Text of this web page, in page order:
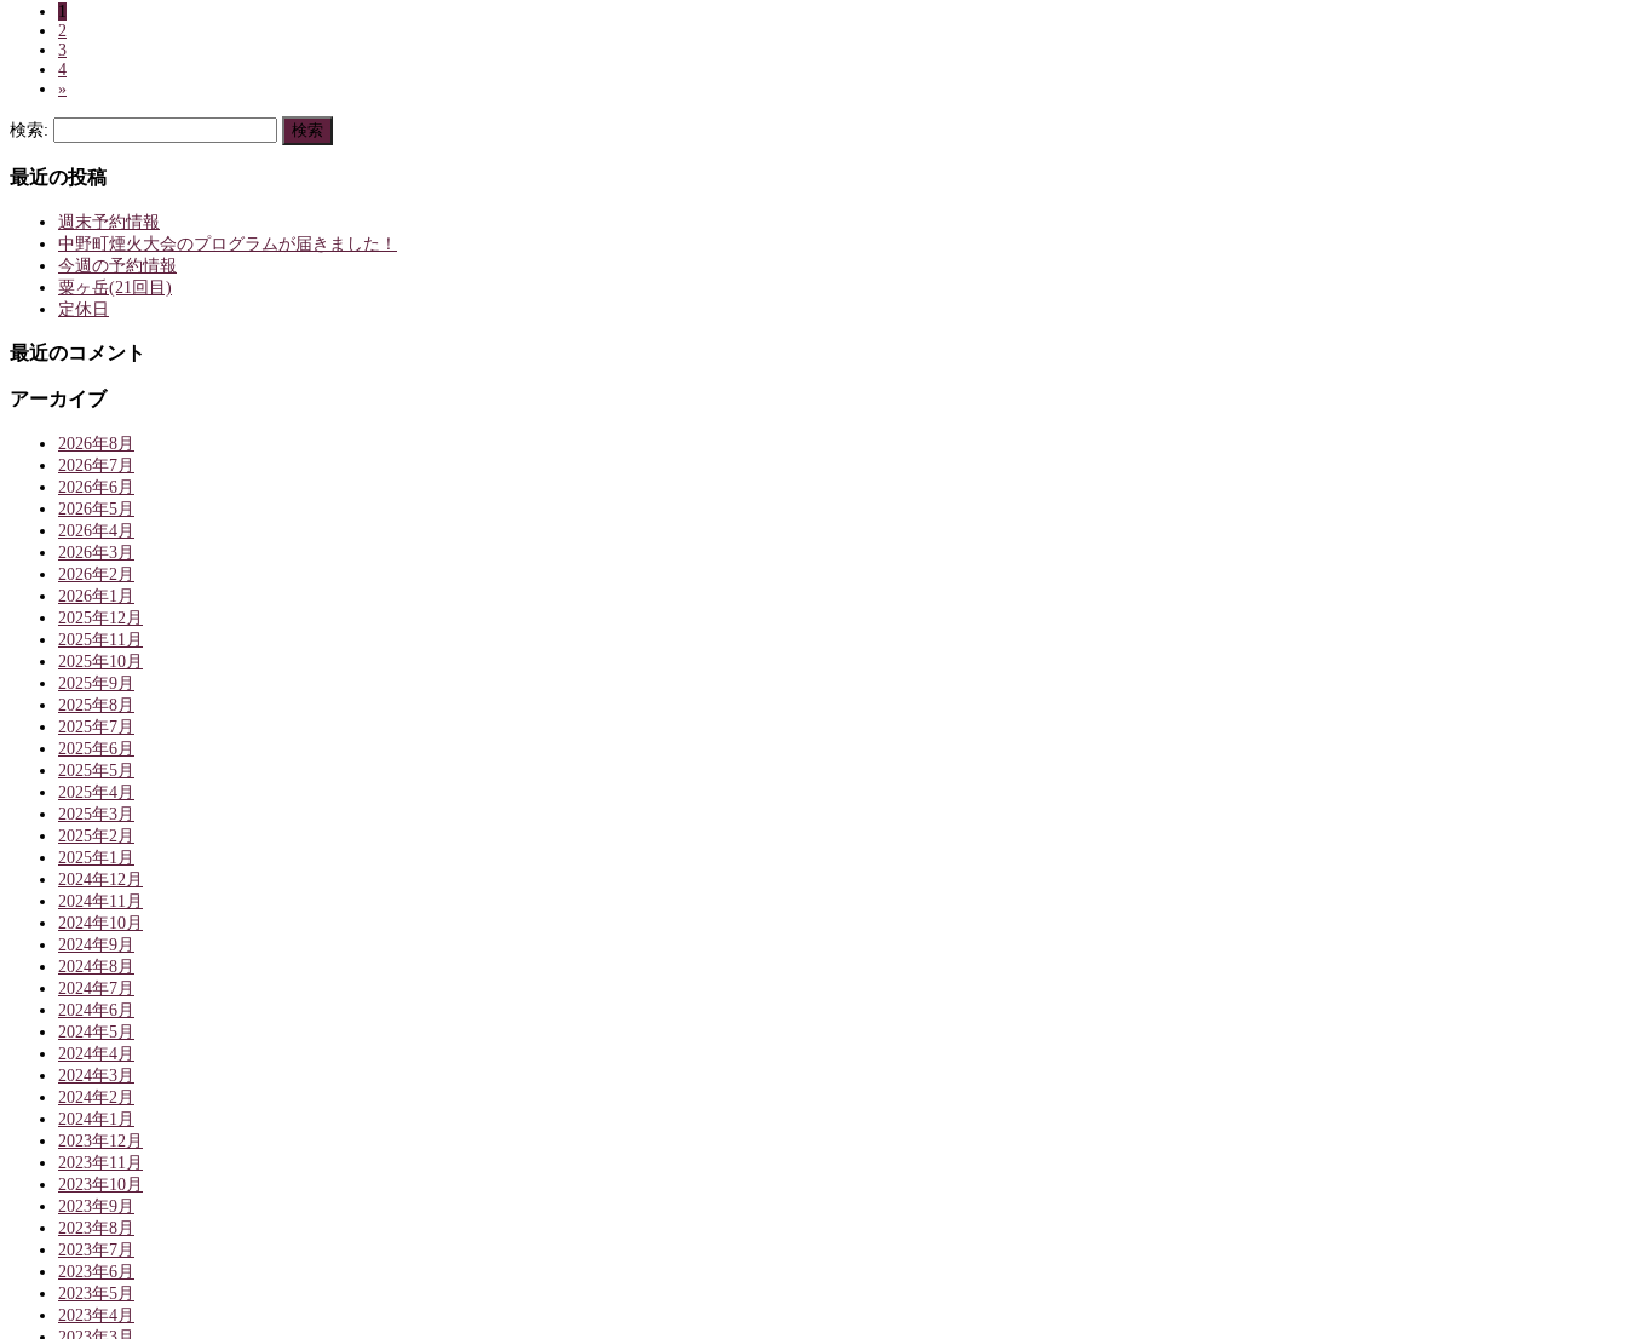
1
2
3
4
»
検索:
最近の投稿
週末予約情報
中野町煙火大会のプログラムが届きました！
今週の予約情報
粟ヶ岳(21回目)
定休日
最近のコメント
アーカイブ
2026年8月
2026年7月
2026年6月
2026年5月
2026年4月
2026年3月
2026年2月
2026年1月
2025年12月
2025年11月
2025年10月
2025年9月
2025年8月
2025年7月
2025年6月
2025年5月
2025年4月
2025年3月
2025年2月
2025年1月
2024年12月
2024年11月
2024年10月
2024年9月
2024年8月
2024年7月
2024年6月
2024年5月
2024年4月
2024年3月
2024年2月
2024年1月
2023年12月
2023年11月
2023年10月
2023年9月
2023年8月
2023年7月
2023年6月
2023年5月
2023年4月